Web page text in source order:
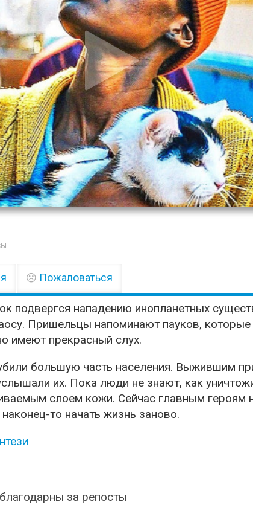
Пожаловаться
подвергся нападению инопланетных
Пришельцы напоминают пауков, которые
имеют прекрасный слух.
большую часть населения. Выжившим
их. Пока люди не знают, как
слоем кожи. Сейчас главным героям
то начать жизнь заново.
за репосты